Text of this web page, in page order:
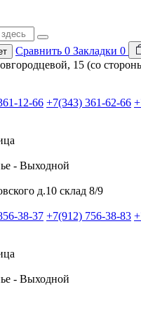
Сравнить 0 Закладки 0
15 (со
12-66 +7(343) 361-62-66
- Выходной
д.10 склад 8/9
38-37 +7(912) 756-38-83
- Выходной